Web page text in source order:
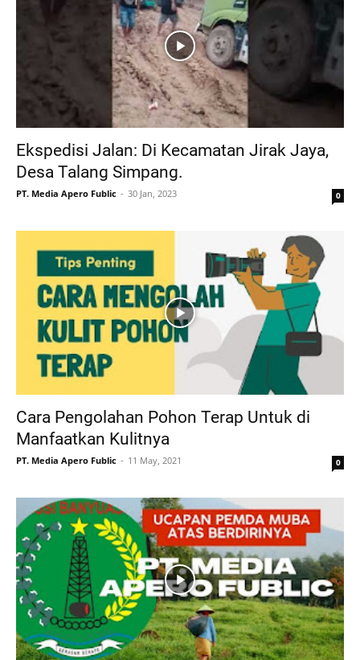
Ekspedisi Jalan: Di Kecamatan Jirak Jaya,
Desa Talang Simpang.
PT. Media Apero Fublic 30 Jan, 2023 0
Cara Pengolahan Pohon Terap Untuk di
Manfaatkan Kulitnya
PT. Media Apero Fublic 11 May, 2021 0